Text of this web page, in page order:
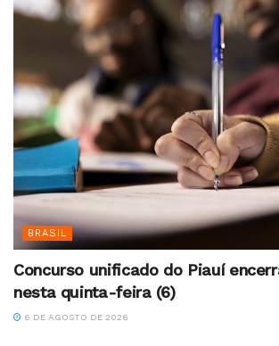
BRASIL
Concurso unificado do Piauí
nesta quinta-feira (6)
6 DE AGOSTO DE 2026